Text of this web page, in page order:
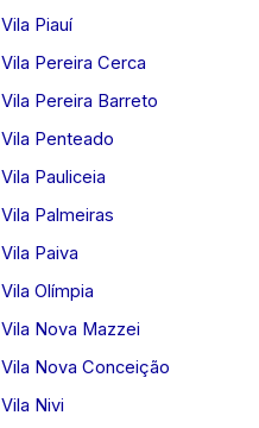
Piauí
Pereira Cerca
Pereira Barreto
Penteado
Pauliceia
Palmeiras
Paiva
Olímpia
Nova Mazzei
Nova Conceição
Nivi